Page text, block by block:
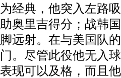
为经典，他突入左路
助奥里吉得分；战韩
脚远射。在与美国队
门。尽管此役他无入
表现可以及格，而且